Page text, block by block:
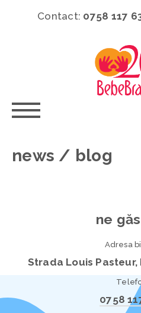
Contact: 0758 117
news / blog
ne
Adresa
Strada Louis Pasteur,
0758